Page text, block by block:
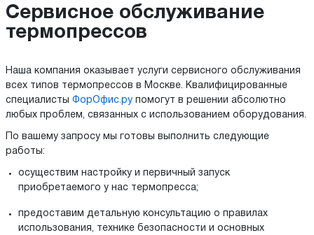
Сервисное обслуживание
термопрессов
Наша компания оказывает услуги сервисного обслуживания
всех типов термопрессов в Москве. Квалифицированные
специалисты ФорОфис.ру помогут в решении абсолютно
любых проблем, связанных с использованием оборудования.
По вашему запросу мы готовы выполнить следующие
работы:
осуществим настройку и первичный запуск
приобретаемого у нас термопресса;
предоставим детальную консультацию о правилах
использования, технике безопасности и основных